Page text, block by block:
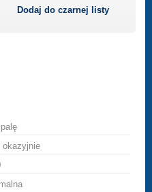
Dodaj do czarnej listy
okazyjnie